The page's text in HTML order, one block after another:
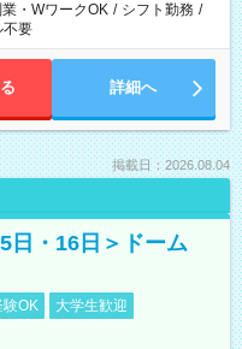
・WワークOK / シフト勤務 /
不要
詳細へ
掲載日：2026.08.04
日・16日＞ドーム
験OK
大学生歓迎